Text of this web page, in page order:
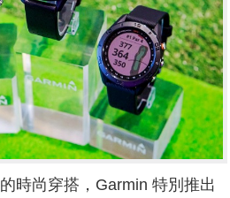
時尚穿搭，Garmin 特別推出